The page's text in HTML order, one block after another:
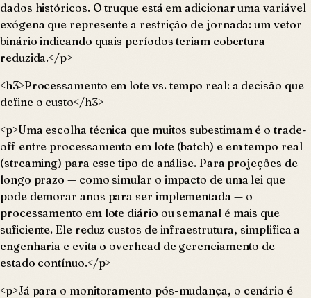
dados históricos. O truque está em adicionar uma variável
exógena que represente a restrição de jornada: um vetor
binário indicando quais períodos teriam cobertura
reduzida.</p>
<h3>Processamento em lote vs. tempo real: a decisão que
define o custo</h3>
<p>Uma escolha técnica que muitos subestimam é o trade-
off entre processamento em lote (batch) e em tempo real
(streaming) para esse tipo de análise. Para projeções de
longo prazo — como simular o impacto de uma lei que
pode demorar anos para ser implementada — o
processamento em lote diário ou semanal é mais que
suficiente. Ele reduz custos de infraestrutura, simplifica a
engenharia e evita o overhead de gerenciamento de
estado contínuo.</p>
<p>Já para o monitoramento pós-mudança, o cenário é